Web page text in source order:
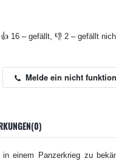
16 – gefällt, 👎 2 – gefällt
Melde ein nicht
einem Panzerkrieg zu